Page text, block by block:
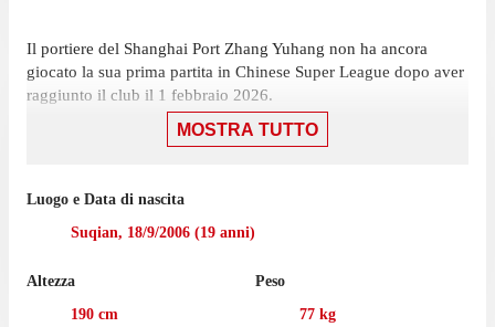
Il portiere del Shanghai Port Zhang Yuhang non ha ancora
giocato la sua prima partita in Chinese Super League dopo aver
raggiunto il club il 1 febbraio 2026.
La prossima partita per Shanghai Port sarà una trasferta contro
Yuhang non ha giocato nemmeno una partita di Chinese
febbraio 2026, Yuhang ha collezionato 6 presenze in
campionato con Shanghai Port II.
MOSTRA TUTTO
Luogo e Data di nascita
Suqian, 18/9/2006 (19 anni)
Altezza
190 cm
Peso
77 kg